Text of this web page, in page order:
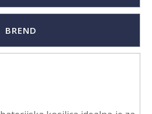
BREND